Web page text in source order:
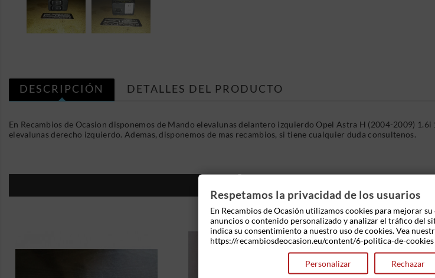
DESCRIPCIÓN DETALLES DEL PRODUCTO
En Recambios de Ocasion disponemos de Mando elevalunas delantero izquierdo Opel Astra H (2004-2009)
elevalunas derecho izquierdo. Ademas, disponemos de mas recambios, si tiene cualquier duda consultenos.
Respetamos la privacidad de los usuarios
En Recambios de Ocasión utilizamos cookies para mejorar
anuncios o contenido personalizado y analizar el tráfico del
indica su consentimiento a nuestro uso de cookies. Vea
https://recambiosdeocasion.eu/content/6-politica-de-cookies
Personalizar Rechazar